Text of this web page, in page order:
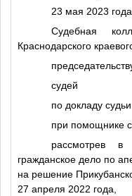
23 мая 2023
Судебная
Краснодарского
судей
по докладу
при
рассмотрев в
гражданское дело по
на решение
27 апреля 2022 года,